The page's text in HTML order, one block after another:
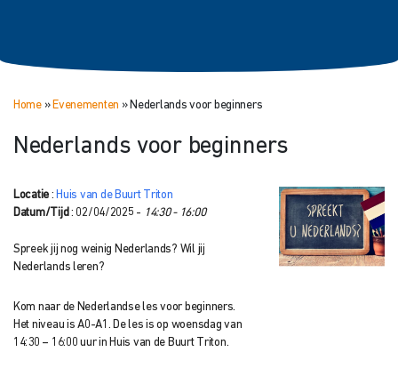
Home» Evenementen » Nederlands voor beginners
Nederlands voor beginners
Locatie : Huis van de Buurt Triton
Datum/Tijd : 02/04/2025 - 14:30 - 16:00
Spreek jij nog weinig Nederlands? Wil jij
Nederlands leren?
Kom naar de Nederlandse les voor beginners.
Het niveau is A0-A1. De les is op woensdag van
14:30 – 16:00 uur in Huis van de Buurt Triton.